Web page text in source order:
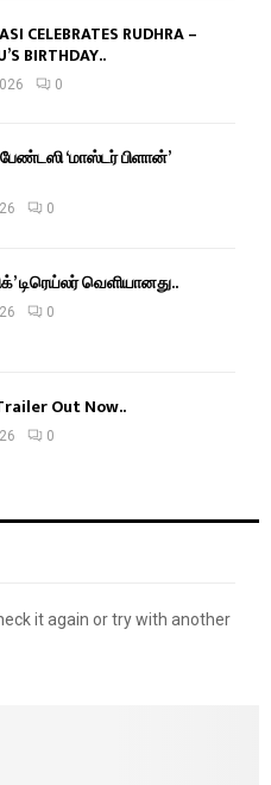
CELEBRATES RUDHRA –
BIRTHDAY..
0
‘மாஸ்டர் பிளான்’
0
டிரெய்லர் வெளியானது..
0
Out Now..
0
it again or try with another